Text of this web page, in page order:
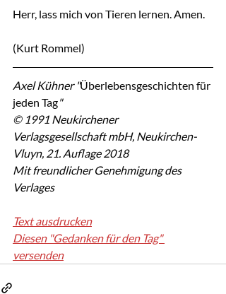
Herr, lass mich von Tieren lernen. Amen.
(Kurt Rommel)
Axel Kühner "Überlebensgeschichten für
jeden Tag"
© 1991 Neukirchener
Verlagsgesellschaft mbH, Neukirchen-
Vluyn, 21. Auflage 2018
Mit freundlicher Genehmigung des
Verlages
Text ausdrucken
Diesen "Gedanken für den Tag"
versenden